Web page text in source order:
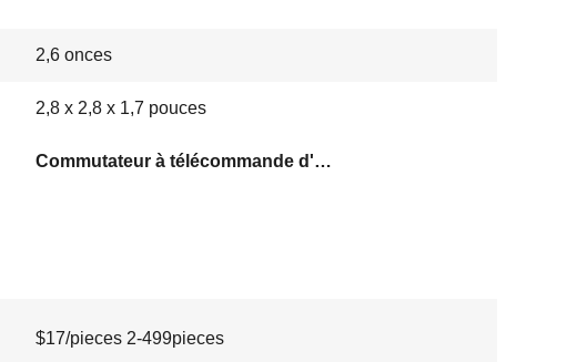
2,6 onces
2,8 x 2,8 x 1,7 pouces
Commutateur à télécommande d'APPLI
$17/pieces 2-499pieces